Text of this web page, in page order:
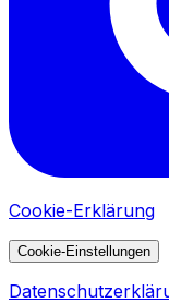
Cookie-Erklärung
Cookie-Einstellungen